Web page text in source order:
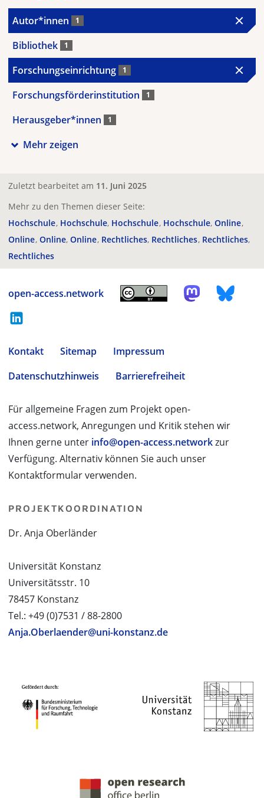
Autor*innen 1
Bibliothek 1
Forschungseinrichtung 1
Forschungsförderinstitution 1
Herausgeber*innen 1
Mehr zeigen
Zuletzt bearbeitet am 11. Juni 2025
Mehr zu den Themen dieser Seite:
Hochschule Hochschule Hochschule Hochschule Online
Online Online Online Rechtliches Rechtliches Rechtliches
Rechtliches
open-access.network
Kontakt Sitemap
Impressum
Datenschutzhinweis
Barrierefreiheit
Für allgemeine Fragen zum Projekt open-
access.network, Anregungen und Kritik stehen wir
Ihnen gerne unter info@open-access.networkzur
Verfügung. Alternativ können Sie auch unser
Kontaktformular verwenden.
PROJEKTKOORDINATION
Dr. Anja Oberländer
Universität Konstanz
Universitätsstr. 10
78457 Konstanz
Tel.: +49 (0)7531 / 88-2800
Anja.Oberlaender@uni-konstanz.de